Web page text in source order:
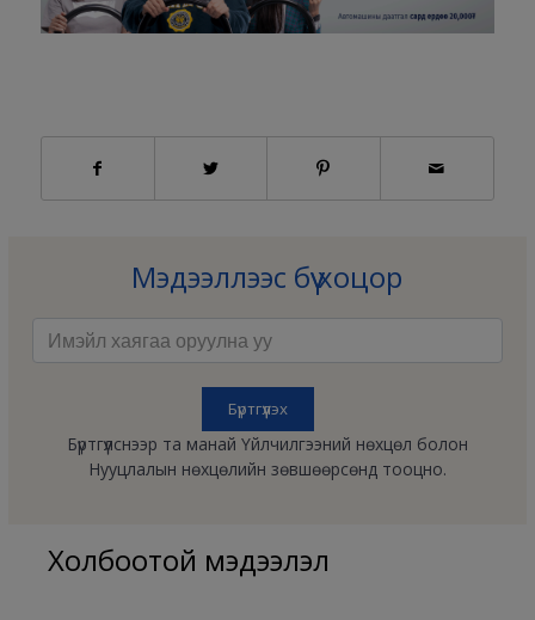
Мэдээллээс бүү хоцор
Бүртгүүлснээр та манай Үйлчилгээний нөхцөл болон
Нууцлалын нөхцөлийн зөвшөөрсөнд тооцно.
Холбоотой мэдээлэл